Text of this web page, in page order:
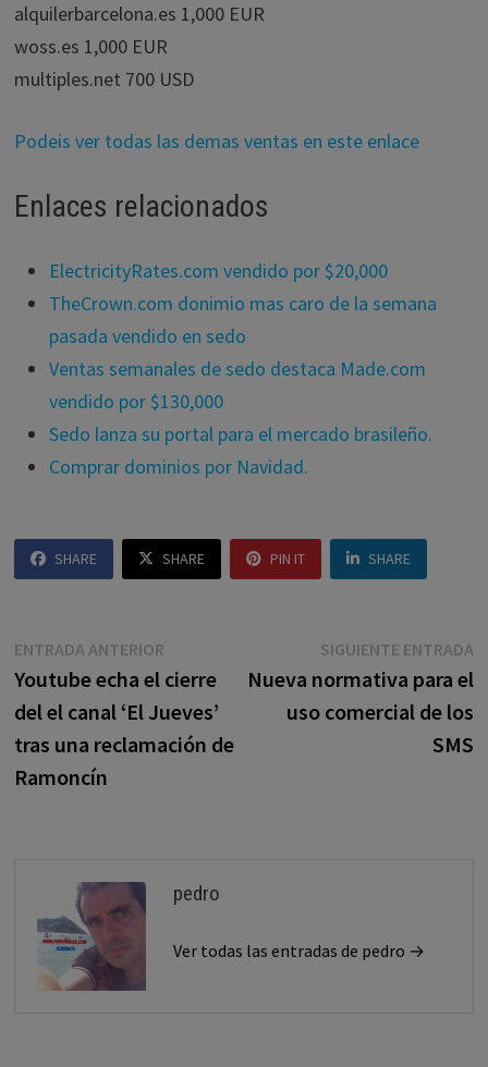
alquilerbarcelona.es 1,000 EUR
woss.es 1,000 EUR
multiples.net 700 USD
Podeis ver todas las demas ventas en este enlace
Enlaces relacionados
ElectricityRates.com vendido por $20,000
TheCrown.com donimio mas caro de la semana
pasada vendido en sedo
Ventas semanales de sedo destaca Made.com
vendido por $130,000
Sedo lanza su portal para el mercado brasileño.
Comprar dominios por Navidad.
SHARE SHARE PIN IT SHARE
Navegación
de
entradas
ENTRADA ANTERIOREntrada
anterior:
Youtube echa el cierre
del el canal ‘El Jueves’
tras una reclamación de
Ramoncín
SIGUIENTE ENTRADA
Nueva normativa para el
uso comercial de los
SMS
pedro
Ver todas las entradas de pedro →